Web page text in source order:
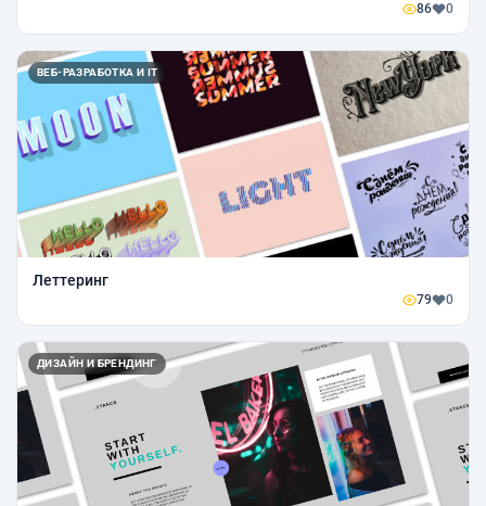
86 0
ВЕБ-РАЗРАБОТКА И IT
Леттеринг
79 0
ДИЗАЙН И БРЕНДИНГ